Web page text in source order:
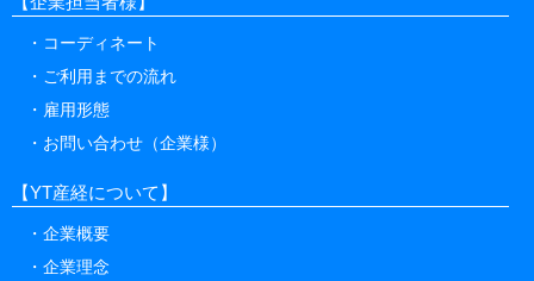
ご利用までの流れ
雇用形態
お問い合わせ（企業様）
【YT産経について】
企業概要
企業理念